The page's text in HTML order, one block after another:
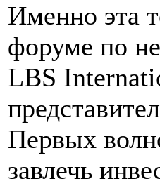
Именно эта
форуме по
LBS
Первых
завлечь